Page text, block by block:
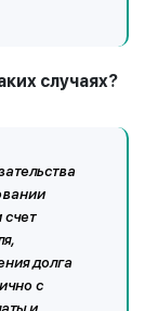
случаях?
долга
с